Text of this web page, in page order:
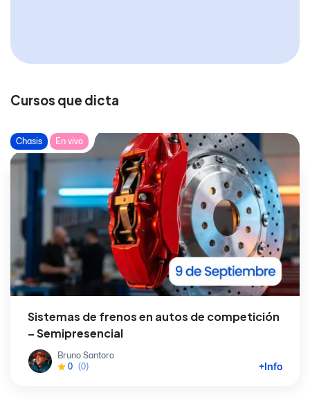
Cursos que dicta
Chasis En vivo
Sistemas de frenos en autos de competición
– Semipresencial
Bruno Santoro
0 (0) +Info